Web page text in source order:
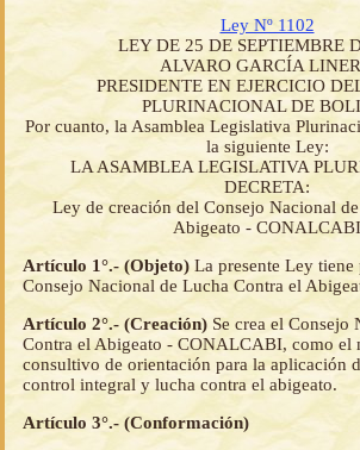
Ley Nº 1102
LEY DE 25 DE SEPTIEMBRE
ALVARO GARCÍA
PRESIDENTE EN EJERCICIO
PLURINACIONAL DE
Por cuanto, la Asamblea Legislativa
la siguiente Ley:
LA ASAMBLEA LEGISLATIVA
DECRETA:
Ley de creación del Consejo Nacional
Abigeato - CONALCABI
Artículo 1°.- (Objeto) La presente Ley
Consejo Nacional de Lucha Contra el
Artículo 2°.- (Creación) Se crea el Consejo
Contra el Abigeato - CONALCABI, como el
consultivo de orientación para la aplicación
control integral y lucha contra el abigeato.
Artículo 3°.- (Conformación)